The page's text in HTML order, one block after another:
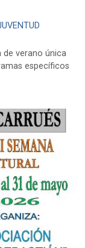
de verano única
específicos